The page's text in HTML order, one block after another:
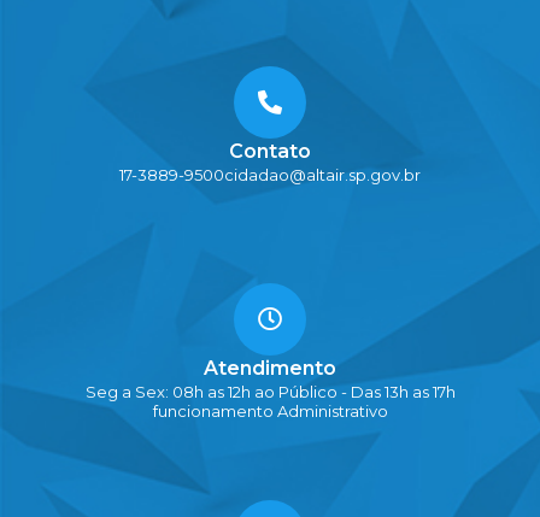
Contato
17-3889-9500cidadao@altair.sp.gov.br
Atendimento
Seg a Sex: 08h as 12h ao Público - Das 13h as 17h
funcionamento Administrativo